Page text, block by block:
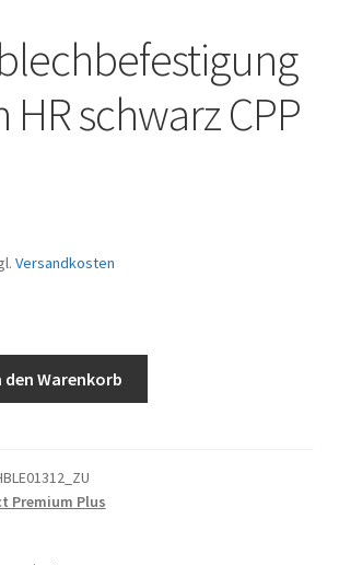
HR schwarz CPP
Versandkosten
den Warenkorb
Premium Plus